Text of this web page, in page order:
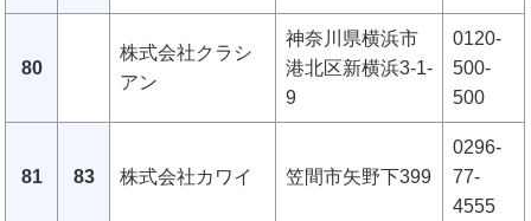
80
株式会社クラシ
アン
神奈川県横浜市
港北区新横浜3-1-
9
0120-
500-
500
81 83 株式会社カワイ 笠間市矢野下399
0296-
77-
4555